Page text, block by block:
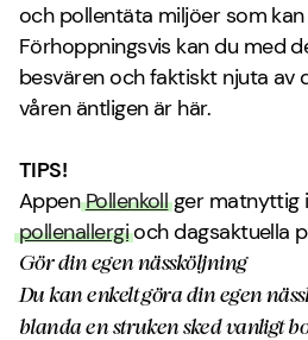
och pollentäta miljöer som
Förhoppningsvis kan du med
besvären och faktiskt njuta av
våren äntligen är här.
TIPS!
AppenPollenkollger matnyttig
pollenallergioch dagsaktuella
Gör din egen nässköljning
Du kan enkelt göra din egen
blanda en struken sked vanligt